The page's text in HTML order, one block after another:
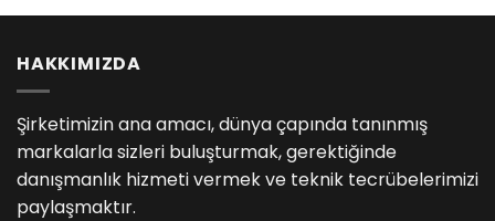
HAKKIMIZDA
Şirketimizin ana amacı, dünya çapında tanınmış
markalarla sizleri buluşturmak, gerektiğinde
danışmanlık hizmeti vermek ve teknik tecrübelerimizi
paylaşmaktır.